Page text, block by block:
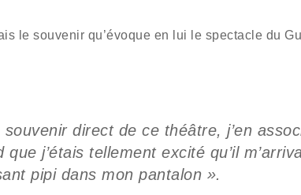
le souvenir qu’évoque en lui le spectacle du
direct de ce théâtre, j’en
j’étais tellement excité qu’il
pipi dans mon pantalon ».